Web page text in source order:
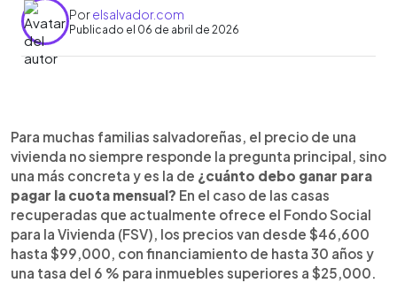
Porelsalvador.com
Publicado el 06 de abril de 2026
Escuchar artículo
Las viviendas recuperadas del FSV parten desde
$46,600 y pueden financiarse hasta 30 años.
Según simulaciones con tasa del 6 %, una familia
necesitaría ingresos cercanos a $933 mensuales
para optar por la opción más barata y hasta
$1,980 para la más costosa.
Para muchas familias salvadoreñas, el precio de una
vivienda no siempre responde la pregunta principal, sino
una más concreta y es la de ¿cuánto debo ganar para
pagar la cuota mensual? En el caso de las casas
recuperadas que actualmente ofrece el Fondo Social
para la Vivienda (FSV), los precios van desde $46,600
hasta $99,000, con financiamiento de hasta 30 años y
una tasa del 6 % para inmuebles superiores a $25,000.